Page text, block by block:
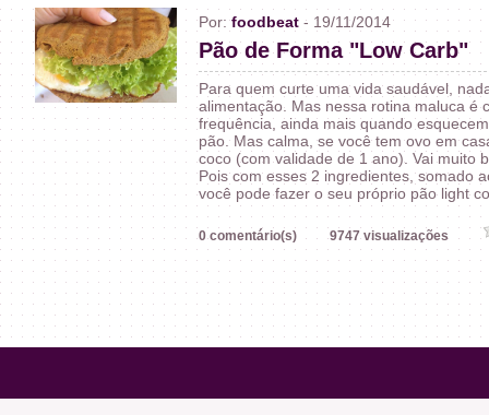
Por:foodbeat - 19/11/2014
Pão de Forma "Low Carb"
Para quem curte uma vida saudável,
alimentação. Mas nessa rotina maluca é
frequência, ainda mais quando
pão. Mas calma, se você tem ovo em
coco (com validade de 1 ano). Vai muito
Pois com esses 2 ingredientes, somado
você pode fazer o seu próprio pão light
0 comentário(s) 9747 visualizações